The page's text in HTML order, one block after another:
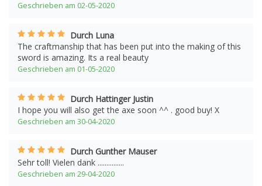
Geschrieben am 02-05-2020
Durch Luna
The craftmanship that has been put into the making of this
sword is amazing. Its a real beauty
Geschrieben am 01-05-2020
Durch Hattinger Justin
I hope you will also get the axe soon ^^ . good buy! X
Geschrieben am 30-04-2020
Durch Gunther Mauser
Sehr toll! Vielen dank ...............
Geschrieben am 29-04-2020